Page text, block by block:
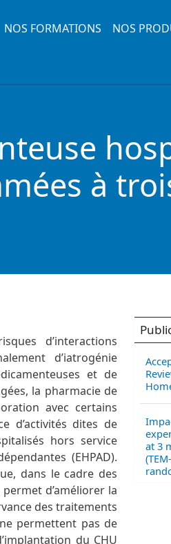
NOS FORMATIONS
NOS
à
d’interactions
d’iatrogénie
et de
la pharmacie de
avec certains
d’activités dites de
hors service
(EHPAD).
dans le cadre des
d’améliorer la
des traitements
permettent pas de
du CHU
at 3